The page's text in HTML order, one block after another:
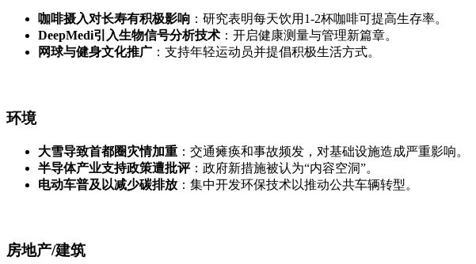
咖啡摄入对长寿有积极影响 ：研究表明每天饮用1-2杯咖啡可提高生存率。
DeepMedi引入生物信号分析技术 ：开启健康测量与管理新篇章。
网球与健身文化推广 ：支持年轻运动员并提倡积极生活方式。
环境
大雪导致首都圈灾情加重 ：交通瘫痪和事故频发，对基础设施造成严重影响。
半导体产业支持政策遭批评：政府新措施被认为“内容空洞”。
电动车普及以减少碳排放 ：集中开发环保技术以推动公共车辆转型。
房地产/建筑